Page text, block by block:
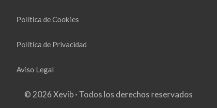
Política de Cookies
Política de Privacidad
Aviso Legal
© 2026 Xevib · Todos los derechos reservados